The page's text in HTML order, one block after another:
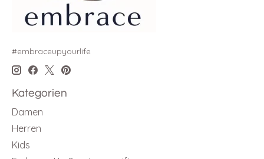
#embraceupyourlife
Kategorien
Damen
Herren
Kids